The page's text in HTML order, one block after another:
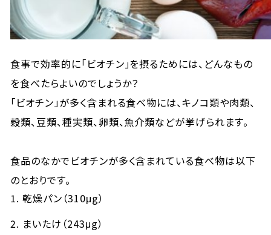
食事で効率的に「ビオチン」を摂るためには、どんなもの
を食べたらよいのでしょうか？
「ビオチン」が多く含まれる食べ物には、キノコ類や肉類、
穀類、豆類、種実類、卵類、魚介類などが挙げられます。
食品のなかでビオチンが多く含まれている食べ物は以下
のとおりです。
乾燥パン（310μg）
まいたけ（243μg）